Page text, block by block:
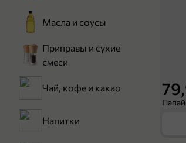
Масла и соусы
Приправы и сухие
смеси
Чай, кофе и какао
Напитки